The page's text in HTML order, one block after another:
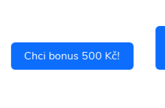
Chci bonus 500 Kč!